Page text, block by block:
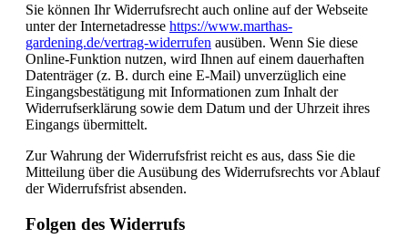
Sie können Ihr Widerrufsrecht auch online auf der Webseite
unter der Internetadresse https://www.marthas-
gardening.de/vertrag-widerrufen ausüben. Wenn Sie diese
Online-Funktion nutzen, wird Ihnen auf einem dauerhaften
Datenträger (z. B. durch eine E-Mail) unverzüglich eine
Eingangsbestätigung mit Informationen zum Inhalt der
Widerrufserklärung sowie dem Datum und der Uhrzeit ihres
Eingangs übermittelt.
Zur Wahrung der Widerrufsfrist reicht es aus, dass Sie die
Mitteilung über die Ausübung des Widerrufsrechts vor Ablauf
der Widerrufsfrist absenden.
Folgen des Widerrufs